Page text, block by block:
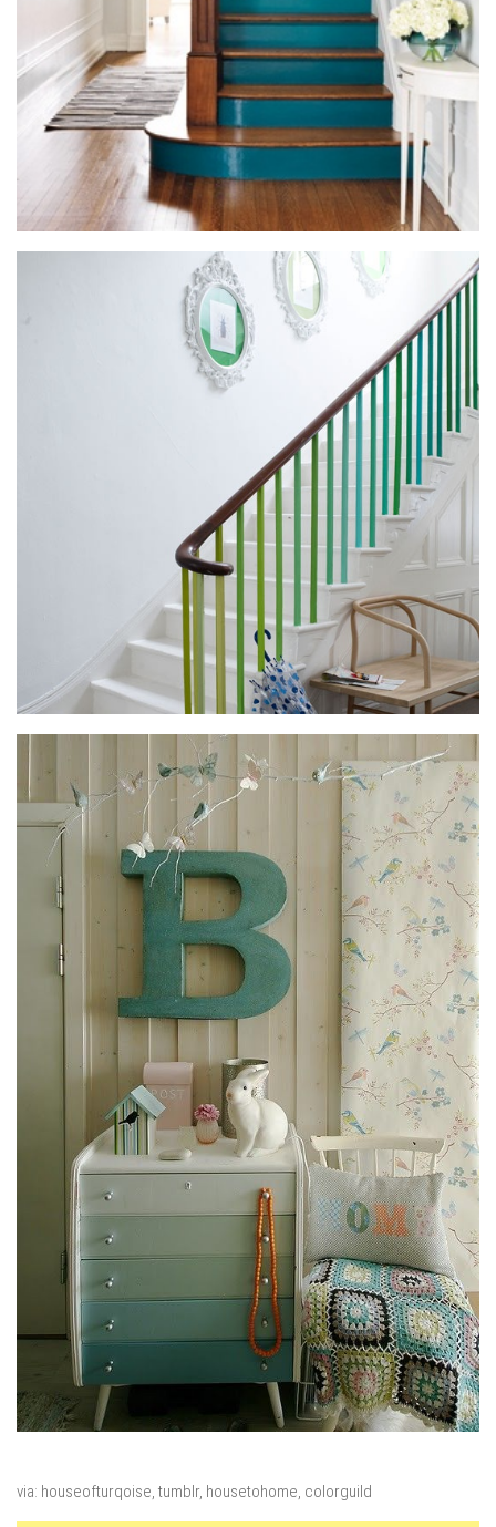
via: houseofturqoise, tumblr, housetohome, colorguild